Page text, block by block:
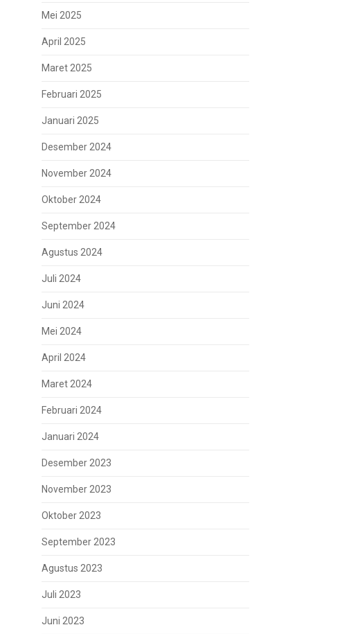
Mei 2025
April 2025
Maret 2025
Februari 2025
Januari 2025
Desember 2024
November 2024
Oktober 2024
September 2024
Agustus 2024
Juli 2024
Juni 2024
Mei 2024
April 2024
Maret 2024
Februari 2024
Januari 2024
Desember 2023
November 2023
Oktober 2023
September 2023
Agustus 2023
Juli 2023
Juni 2023